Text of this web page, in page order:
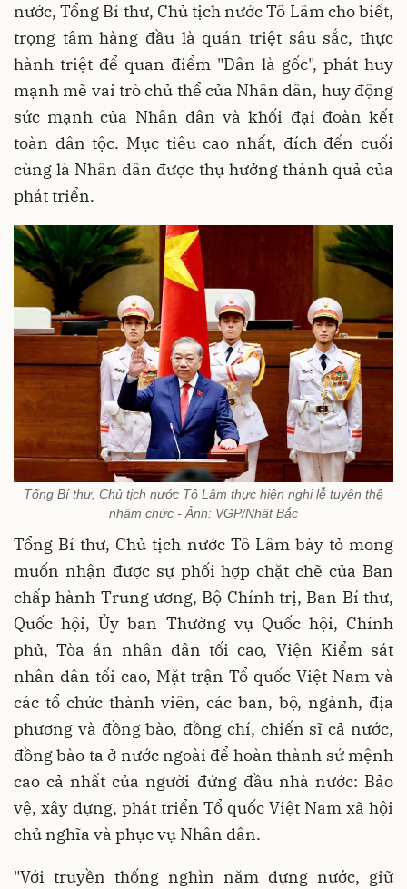
nước, Tổng Bí thư, Chủ tịch nước Tô Lâm cho biết,
trọng tâm hàng đầu là quán triệt sâu sắc, thực
hành triệt để quan điểm "Dân là gốc", phát huy
mạnh mẽ vai trò chủ thể của Nhân dân, huy động
sức mạnh của Nhân dân và khối đại đoàn kết
toàn dân tộc. Mục tiêu cao nhất, đích đến cuối
cùng là Nhân dân được thụ hưởng thành quả của
phát triển.
Tổng Bí thư, Chủ tịch nước Tô Lâm thực hiện nghi lễ tuyên thệ
nhậm chức - Ảnh: VGP/Nhật Bắc
Tổng Bí thư, Chủ tịch nước Tô Lâm bày tỏ mong
muốn nhận được sự phối hợp chặt chẽ của Ban
chấp hành Trung ương, Bộ Chính trị, Ban Bí thư,
Quốc hội, Ủy ban Thường vụ Quốc hội, Chính
phủ, Tòa án nhân dân tối cao, Viện Kiểm sát
nhân dân tối cao, Mặt trận Tổ quốc Việt Nam và
các tổ chức thành viên, các ban, bộ, ngành, địa
phương và đồng bào, đồng chí, chiến sĩ cả nước,
đồng bào ta ở nước ngoài để hoàn thành sứ mệnh
cao cả nhất của người đứng đầu nhà nước: Bảo
vệ, xây dựng, phát triển Tổ quốc Việt Nam xã hội
chủ nghĩa và phục vụ Nhân dân.
"Với truyền thống nghìn năm dựng nước, giữ